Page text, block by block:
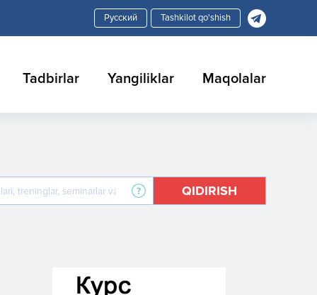
Tashkilot qo'shish
Tadbirlar Yangiliklar Maqolalar
QIDIRISH